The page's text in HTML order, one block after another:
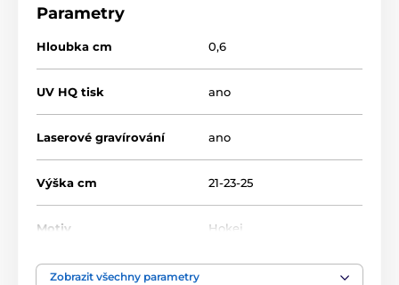
Parametry
Hloubka cm 0,6
UV HQ tisk ano
Laserové gravírování ano
Výška cm 21-23-25
Motiv Hokej
Typ ocenění
Zobrazit všechny parametry